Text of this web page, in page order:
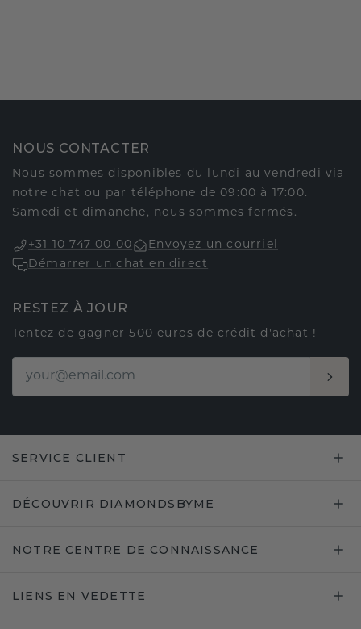
NOUS CONTACTER
Nous sommes disponibles du lundi au vendredi via
notre chat ou par téléphone de 09:00 à 17:00.
Samedi et dimanche, nous sommes fermés.
+31 10 747 00 00
Envoyez un courriel
Démarrer un chat en direct
RESTEZ À JOUR
Tentez de gagner 500 euros de crédit d'achat !
SERVICE CLIENT
DÉCOUVRIR DIAMONDSBYME
NOTRE CENTRE DE CONNAISSANCE
LIENS EN VEDETTE